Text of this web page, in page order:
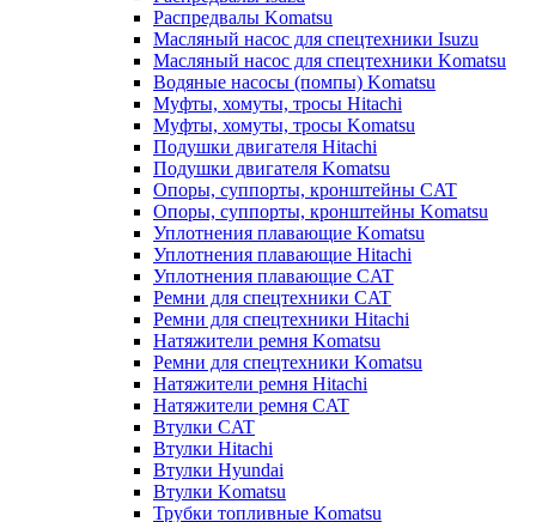
Распредвалы Komatsu
Масляный насос для спецтехники Isuzu
Масляный насос для спецтехники Komatsu
Водяные насосы (помпы) Komatsu
Муфты, хомуты, тросы Hitachi
Муфты, хомуты, тросы Komatsu
Подушки двигателя Hitachi
Подушки двигателя Komatsu
Опоры, суппорты, кронштейны CAT
Опоры, суппорты, кронштейны Komatsu
Уплотнения плавающие Komatsu
Уплотнения плавающие Hitachi
Уплотнения плавающие CAT
Ремни для спецтехники CAT
Ремни для спецтехники Hitachi
Натяжители ремня Komatsu
Ремни для спецтехники Komatsu
Натяжители ремня Hitachi
Натяжители ремня CAT
Втулки CAT
Втулки Hitachi
Втулки Hyundai
Втулки Komatsu
Трубки топливные Komatsu